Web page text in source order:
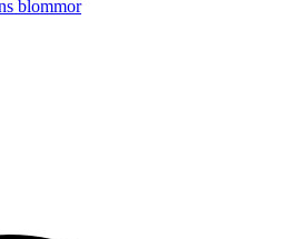
blommor